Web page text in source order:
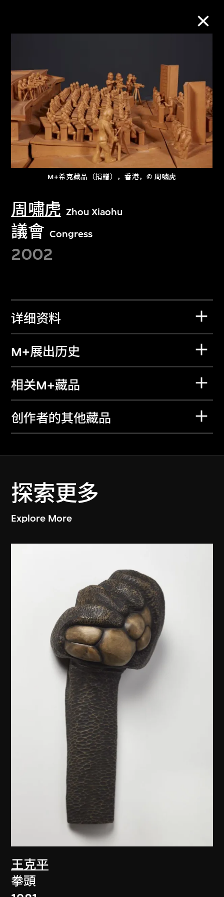
M+希克藏品（捐贈），香港，© 周嘯虎
周嘯虎 Zhou Xiaohu
議會 Congress
2002
详细资料
M+展出历史
相关M+藏品
创作者的其他藏品
探索更多
Explore More
王克平
拳頭
进一步筛选 搜索
关于M+藏品
文化藏品。